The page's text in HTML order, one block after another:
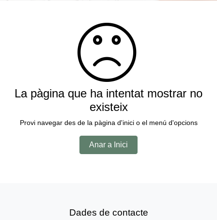
La pàgina que ha intentat mostrar no
existeix
Provi navegar des de la pàgina d'inici o el menú d'opcions
Anar a Inici
Dades de contacte